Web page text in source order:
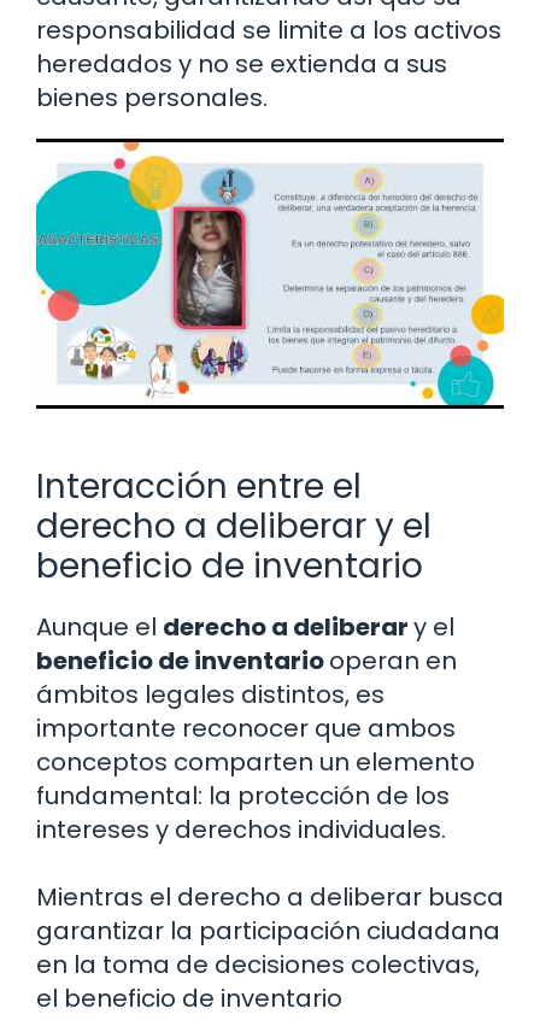
responsabilidad se limite a los activos
heredados y no se extienda a sus
bienes personales.
Interacción entre el
derecho a deliberar y el
beneficio de inventario
Aunque el derecho a deliberary el
beneficio de inventariooperan en
ámbitos legales distintos, es
importante reconocer que ambos
conceptos comparten un elemento
fundamental: la protección de los
intereses y derechos individuales.
Mientras el derecho a deliberar busca
garantizar la participación ciudadana
en la toma de decisiones colectivas,
el beneficio de inventario